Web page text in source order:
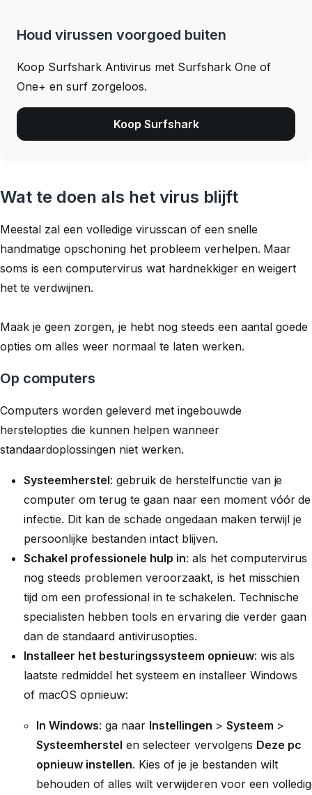
Houd virussen voorgoed buiten
Koop Surfshark Antivirus met Surfshark One of
One+ en surf zorgeloos.
Koop Surfshark
Wat te doen als het virus blijft
Meestal zal een volledige virusscan of een snelle
handmatige opschoning het probleem verhelpen. Maar
soms is een computervirus wat hardnekkiger en weigert
het te verdwijnen.
Maak je geen zorgen, je hebt nog steeds een aantal goede
opties om alles weer normaal te laten werken.
Op computers
Computers worden geleverd met ingebouwde
herstelopties die kunnen helpen wanneer
standaardoplossingen niet werken.
Systeemherstel: gebruik de herstelfunctie van je
computer om terug te gaan naar een moment vóór de
infectie. Dit kan de schade ongedaan maken terwijl je
persoonlijke bestanden intact blijven.
Schakel professionele hulp in: als het computervirus
nog steeds problemen veroorzaakt, is het misschien
tijd om een professional in te schakelen. Technische
specialisten hebben tools en ervaring die verder gaan
dan de standaard antivirusopties.
Installeer het besturingssysteem opnieuw: wis als
laatste redmiddel het systeem en installeer Windows
of macOS opnieuw:
In Windows: ga naar Instellingen > Systeem >
Systeemherstel en selecteer vervolgens Deze pc
opnieuw instellen. Kies of je je bestanden wilt
behouden of alles wilt verwijderen voor een